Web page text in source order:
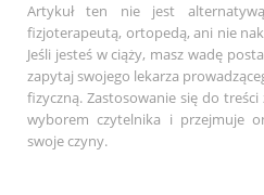
Artykuł ten nie jest
fizjoterapeutą, ortopedą, ani nie
Jeśli jesteś w ciąży, masz wadę
zapytaj swojego lekarza
fizyczną. Zastosowanie się do
wyborem czytelnika i przejmuje
swoje czyny.